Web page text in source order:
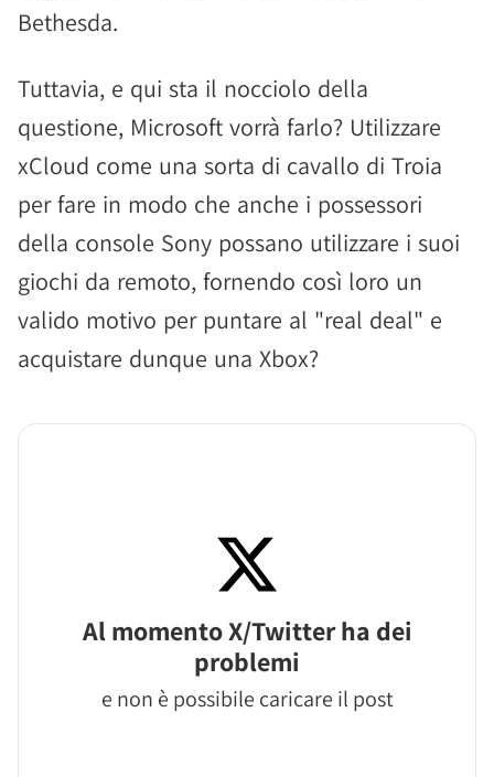
Bethesda.
Tuttavia, e qui sta il nocciolo della
questione, Microsoft vorrà farlo? Utilizzare
xCloud come una sorta di cavallo di Troia
per fare in modo che anche i possessori
della console Sony possano utilizzare i suoi
giochi da remoto, fornendo così loro un
valido motivo per puntare al "real deal" e
acquistare dunque una Xbox?
Al momento X/Twitter ha dei
problemi
e non è possibile caricare il post